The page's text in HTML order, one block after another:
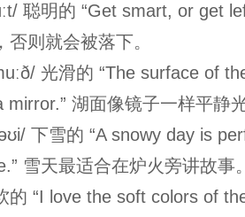
聪明的 “Get smart, or get
否则就会被落下。
光滑的 “The surface of
mirror.” 湖面像镜子一样平静
下雪的 “A snowy day is
雪天最适合在炉火旁讲故事
的 “I love the soft colors of